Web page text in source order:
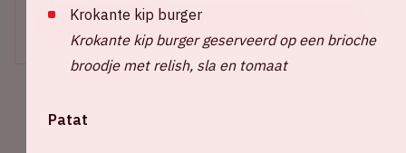
BOEK EEN DINER VOORAF
Krokante kip burger
Krokante kip burger geserveerd op een brioche
broodje met relish, sla en tomaat
Patat